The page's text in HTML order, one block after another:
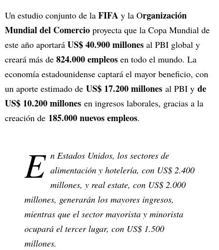
Un estudio conjunto de la FIFA y la Organización
Mundial del Comercio proyecta que la Copa Mundial de
este año aportará US$ 40.900 millones al PBI global y
creará más de 824.000 empleos en todo el mundo. La
economía estadounidense captará el mayor beneficio, con
un aporte estimado de US$ 17.200 millones al PBI y de
US$ 10.200 millones en ingresos laborales, gracias a la
creación de 185.000 nuevos empleos.
E n Estados Unidos, los sectores de
alimentación y hotelería, con US$ 2.400
millones, y real estate, con US$ 2.000
millones, generarán los mayores ingresos,
mientras que el sector mayorista y minorista
ocupará el tercer lugar, con US$ 1.500
millones.